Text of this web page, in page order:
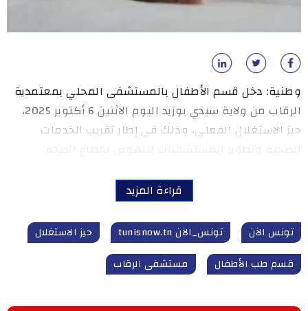
وطنية: دخل قسم الأطفال بالمستشفى المحلي بمعتمدية
الرقاب من ولاية سيدي بوزيد اليوم الاثنين 6 أكتوبر 2025،
حيز الاستغلال الفعلي، وذلك في إطار تقريب الخدمات
قراءة المزيد
تونس الآن تونس_الآن tunisnow.tn
حيز الاستغلال
قسم طب الأطفال
مستشفى الرقاب